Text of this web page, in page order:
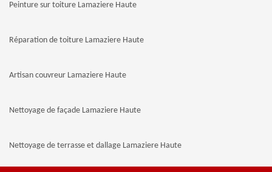
Peinture sur toiture Lamaziere Haute
Réparation de toiture Lamaziere Haute
Artisan couvreur Lamaziere Haute
Nettoyage de façade Lamaziere Haute
Nettoyage de terrasse et dallage Lamaziere Haute